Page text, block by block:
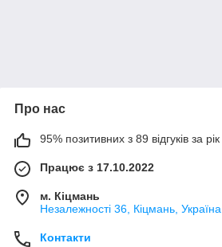
Про нас
95% позитивних з 89 відгуків за рік
Працює з 17.10.2022
м. Кіцмань
Незалежності 36, Кіцмань, Україна
Контакти